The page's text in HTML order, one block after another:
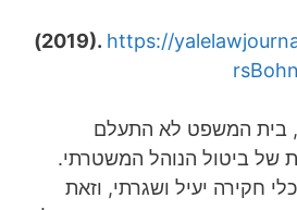
(2019). https://
בית המשפט לא התעלם
של ביטול הנוהל המשטרתי.
חקירה יעיל ושגרתי, וזאת